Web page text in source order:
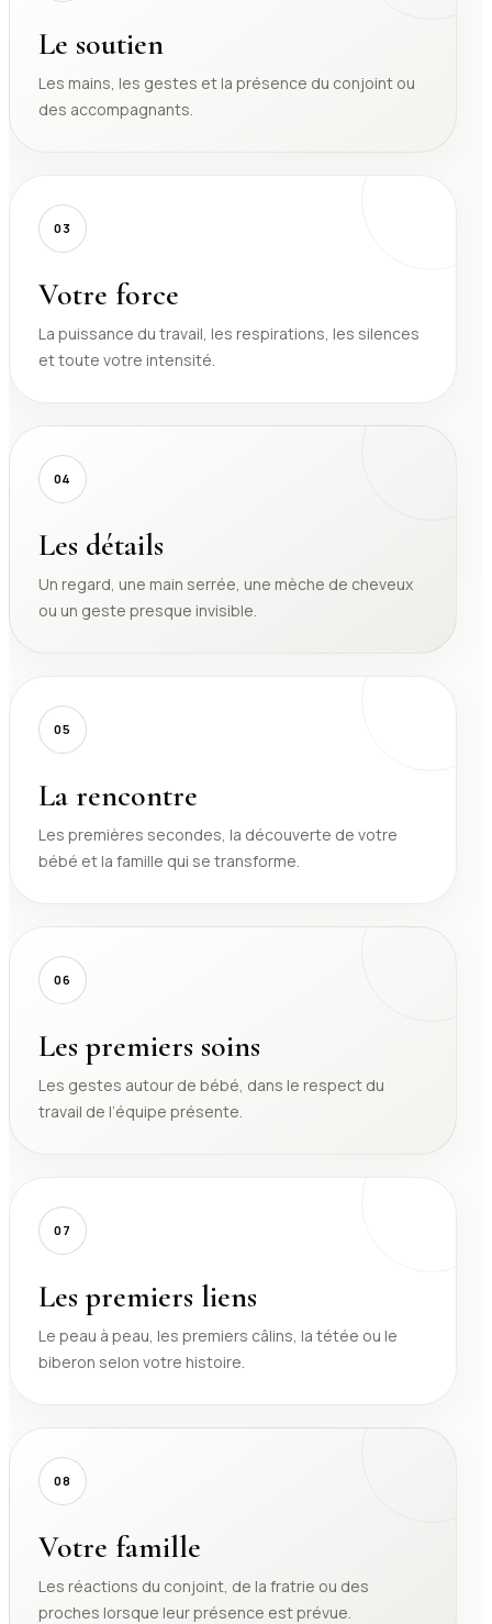
Le soutien
Les mains, les gestes et la présence du conjoint ou
des accompagnants.
03
Votre force
La puissance du travail, les respirations, les silences
et toute votre intensité.
04
Les détails
Un regard, une main serrée, une mèche de cheveux
ou un geste presque invisible.
05
La rencontre
Les premières secondes, la découverte de votre
bébé et la famille qui se transforme.
06
Les premiers soins
Les gestes autour de bébé, dans le respect du
travail de l’équipe présente.
07
Les premiers liens
Le peau à peau, les premiers câlins, la tétée ou le
biberon selon votre histoire.
08
Votre famille
Les réactions du conjoint, de la fratrie ou des
proches lorsque leur présence est prévue.